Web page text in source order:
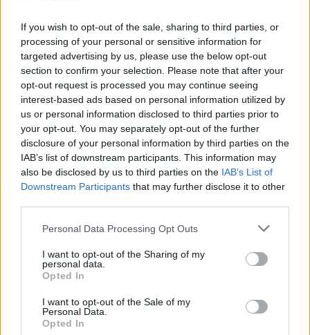
If you wish to opt-out of the sale, sharing to third parties, or
processing of your personal or sensitive information for
targeted advertising by us, please use the below opt-out
section to confirm your selection. Please note that after your
opt-out request is processed you may continue seeing
interest-based ads based on personal information utilized by
us or personal information disclosed to third parties prior to
your opt-out. You may separately opt-out of the further
disclosure of your personal information by third parties on the
IAB’s list of downstream participants. This information may
also be disclosed by us to third parties on the IAB’s List of
Downstream Participants that may further disclose it to other
Personal Data Processing Opt Outs
I want to opt-out of the Sharing of my
personal data.
Opted In
I want to opt-out of the Sale of my
Personal Data.
Opted In
30/60/90 napos előrejelzés
Vészjelzések, figyelmeztetések Orvosmeteorológia
Felhőkép Hőtérkép Páratartalom
Széltérkép Radar Hójelentés
Vízhőmérséklet Holdnaptár Receptek
Pollenjelentés Mikor? Légnyomás
Meteorológiai fogalomtar
Budapest időjárás előrejelzése 30
SZ V H SZ